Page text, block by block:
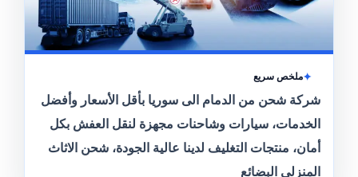
ملخص سريع
شركة شحن من الدمام الى سوريا بأقل الأسعار وأفضل
الخدمات، سيارات وشاحنات مجهزة لنقل العفش بكل
أمان، منتجات التغليف لدينا عالية الجودة، شحن الاثاث
المنزلي البضائع